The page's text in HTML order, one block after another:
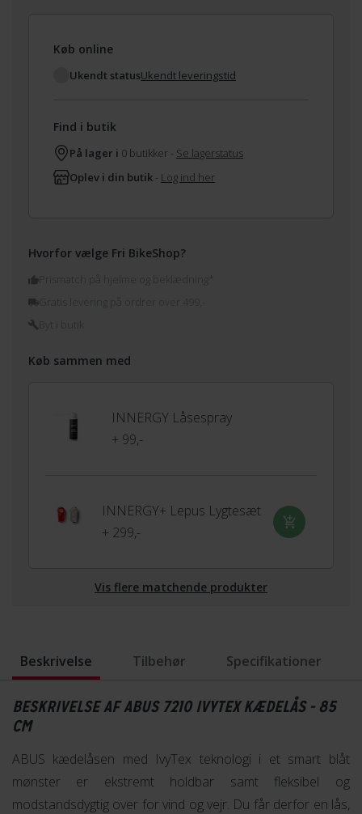
Køb online
Ukendt statusUkendt leveringstid
Find i butik
På lager i 0 butikker - Se lagerstatus
Oplev i din butik - Log ind her
Hvorfor vælge Fri BikeShop?
Prismatch på hjelme og beklædning*
Køb sammen med
INNERGY Låsespray
+ 99,-
INNERGY+ Lepus Lygtesæt
+ 299,-
Vis flere matchende produkter
Beskrivelse Tilbehør Specifikationer
BESKRIVELSE AF ABUS 7210 IVYTEX KÆDELÅS - 85
CM
ABUS kædelåsen med IvyTex teknologi i et smart blåt
mønster er ekstremt holdbar samt fleksibel og
modstandsdygtig over for vind og vejr. Du får derfor en lås,